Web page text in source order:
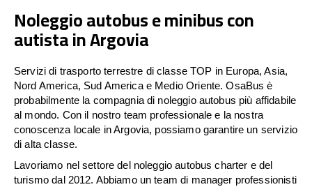
Noleggio autobus e minibus con
autista in Argovia
Servizi di trasporto terrestre di classe TOP in Europa, Asia,
Nord America, Sud America e Medio Oriente. OsaBus è
probabilmente la compagnia di noleggio autobus più affidabile
al mondo. Con il nostro team professionale e la nostra
conoscenza locale in Argovia, possiamo garantire un servizio
di alta classe.
Lavoriamo nel settore del noleggio autobus charter e del
turismo dal 2012. Abbiamo un team di manager professionisti